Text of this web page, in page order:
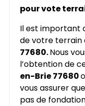
pour vote
Il est important
de votre terrain
77680.Nous
l’obtention de
en-Brie 77680
vous assurer
pas de